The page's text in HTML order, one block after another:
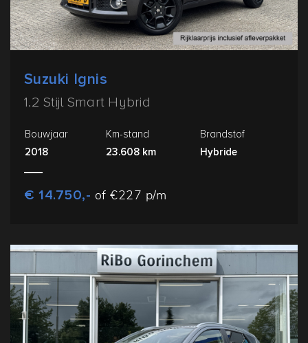
Suzuki Ignis
1.2 Stijl Smart Hybrid
Bouwjaar
2018
Km-stand
23.608 km
Brandstof
Hybride
€ 14.750,- of €227 p/m